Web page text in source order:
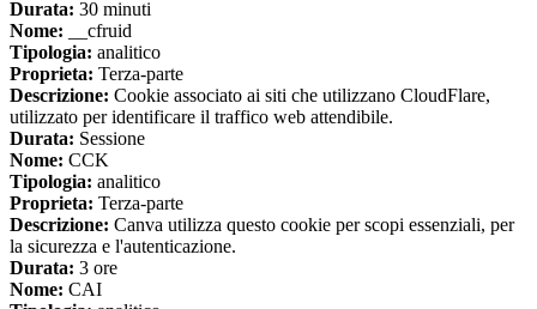
Durata: 30 minuti
Nome: __cfruid
Tipologia: analitico
Proprieta: Terza-parte
Descrizione: Cookie associato ai siti che utilizzano CloudFlare,
utilizzato per identificare il traffico web attendibile.
Durata: Sessione
Nome: CCK
Tipologia: analitico
Proprieta: Terza-parte
Descrizione: Canva utilizza questo cookie per scopi essenziali, per
la sicurezza e l'autenticazione.
Durata: 3 ore
Nome: CAI